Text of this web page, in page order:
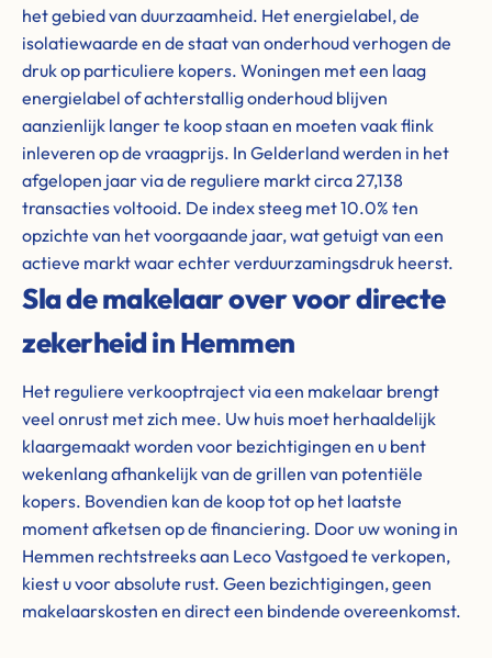
het gebied van duurzaamheid. Het energielabel, de
isolatiewaarde en de staat van onderhoud verhogen de
druk op particuliere kopers. Woningen met een laag
energielabel of achterstallig onderhoud blijven
aanzienlijk langer te koop staan en moeten vaak flink
inleveren op de vraagprijs. In Gelderland werden in het
afgelopen jaar via de reguliere markt circa 27,138
transacties voltooid. De index steeg met 10.0% ten
opzichte van het voorgaande jaar, wat getuigt van een
actieve markt waar echter verduurzamingsdruk heerst.
Sla de makelaar over voor directe
zekerheid in Hemmen
Het reguliere verkooptraject via een makelaar brengt
veel onrust met zich mee. Uw huis moet herhaaldelijk
klaargemaakt worden voor bezichtigingen en u bent
wekenlang afhankelijk van de grillen van potentiële
kopers. Bovendien kan de koop tot op het laatste
moment afketsen op de financiering. Door uw woning in
Hemmen rechtstreeks aan Leco Vastgoed te verkopen,
kiest u voor absolute rust. Geen bezichtigingen, geen
makelaarskosten en direct een bindende overeenkomst.